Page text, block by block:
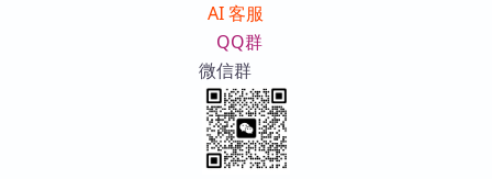
AI 客服
QQ群
微信群